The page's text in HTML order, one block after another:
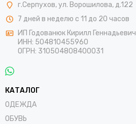
г.Серпухов, ул. Ворошилова, д.122
7 дней в неделю с 11 до 20 часов
ИП Годованюк Кирилл Геннадьевич
ИНН: 504810455960
ОГРН: 310504808400031
КАТАЛОГ
ОДЕЖДА
ОБУВЬ